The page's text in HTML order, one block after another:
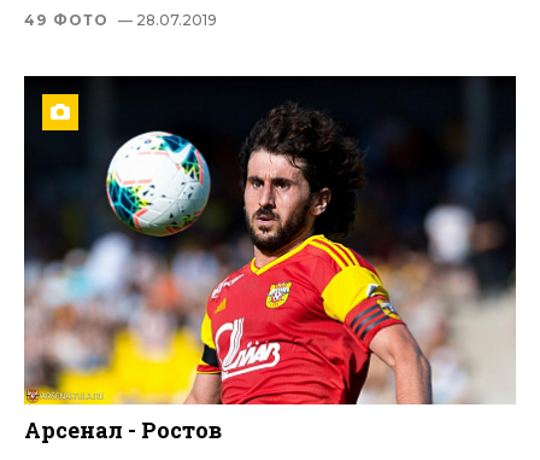
49 ФОТО — 28.07.2019
Арсенал - Ростов